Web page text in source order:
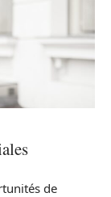
de